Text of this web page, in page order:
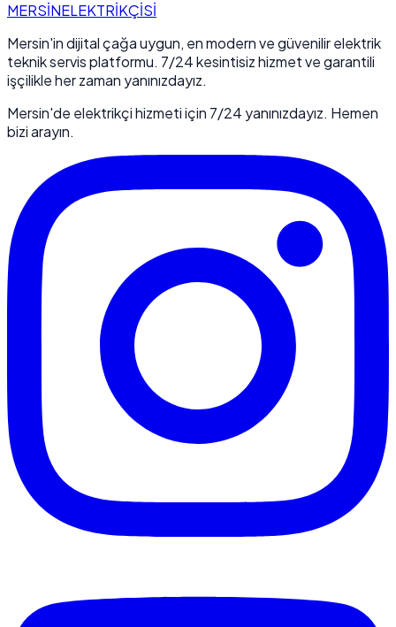
MERSİNELEKTRİKÇİSİ
Mersin'in dijital çağa uygun, en modern ve güvenilir elektrik
teknik servis platformu. 7/24 kesintisiz hizmet ve garantili
işçilikle her zaman yanınızdayız.
Mersin'de elektrikçi hizmeti için 7/24 yanınızdayız. Hemen
bizi arayın.